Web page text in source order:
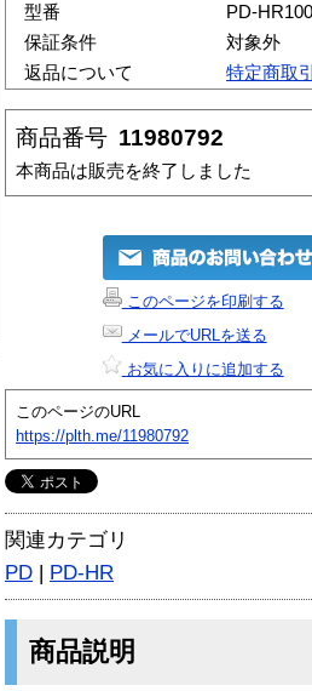
型番
PD-
保証条件
対象外
返品について
特定商取
商品番号 11980792
本商品は販売を終了しました
このページを印刷する
メールでURLを送る
お気に入りに追加する
このページのURL
https://plth.me/11980792
関連カテゴリ
PD | PD-HR
商品説明